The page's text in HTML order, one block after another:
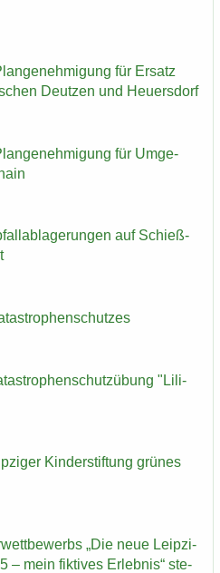
für Er­satz
Deut­zen und Heu­ers­dorf
für Um­ge­
auf Schieß­
"Li­li­
Kin­der­stif­tung grü­nes
„Die neue Leip­zi­
– mein fik­ti­ves Er­leb­nis“ ste­